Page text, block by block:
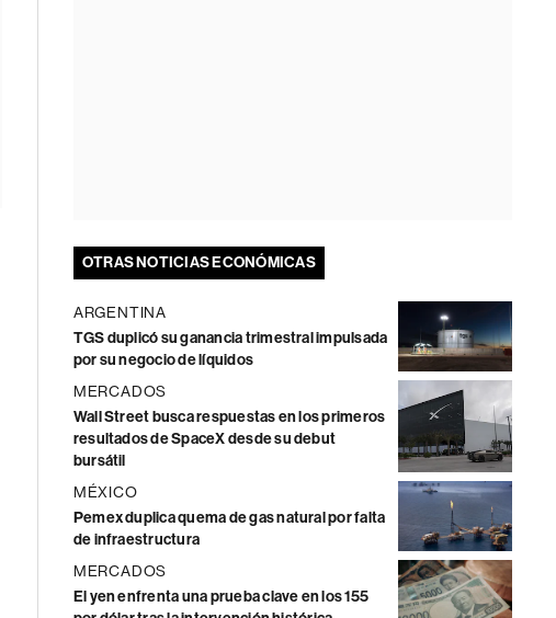
OTRAS NOTICIAS ECONÓMICAS
ARGENTINA
TGS duplicó su ganancia trimestral impulsada
por su negocio de líquidos
MERCADOS
Wall Street busca respuestas en los primeros
resultados de SpaceX desde su debut
bursátil
MÉXICO
Pemex duplica quema de gas natural por falta
de infraestructura
MERCADOS
El yen enfrenta una prueba clave en los 155